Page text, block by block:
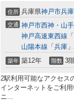
住所 兵庫県神戸市兵
交通 神戸市西神・山
神戸高速東西線 「
山陽本線 「 兵庫
築年 築12年 階数 3
2駅利用可能なアクセス
インターネットをご利
ニ...